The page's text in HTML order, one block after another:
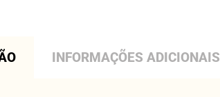
INFORMAÇÕES ADICIONAIS